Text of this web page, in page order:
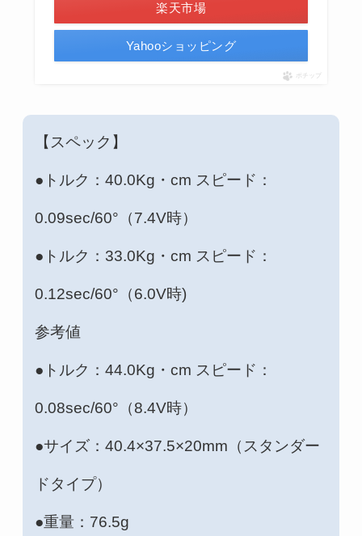
楽天市場
Yahooショッピング
ポチップ
【スペック】
●トルク：40.0Kg・cm スピード：
0.09sec/60°（7.4V時）
●トルク：33.0Kg・cm スピード：
0.12sec/60°（6.0V時)
参考値
●トルク：44.0Kg・cm スピード：
0.08sec/60°（8.4V時）
●サイズ：40.4×37.5×20mm（スタンダー
ドタイプ）
●重量：76.5g